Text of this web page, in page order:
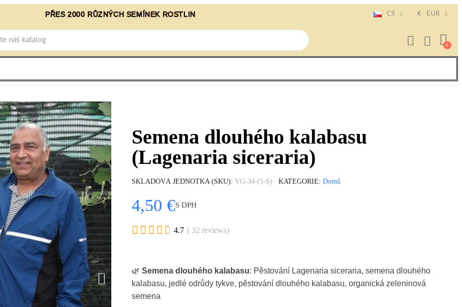
PŘES 2000 RŮZNÝCH SEMÍNEK ROSTLIN CS € EUR
Semena dlouhého kalabasu
(Lagenaria siceraria)
SKLADOVÁ JEDNOTKA (SKU) VG-34-(5-S) KATEGORIE Domů
4,50 €S DPH
     4.7 ( 32 reviews)
🌿 Semena dlouhého kalabasu: Pěstování Lagenaria siceraria, semena dlouhého
kalabasu, jedlé odrůdy tykve, pěstování dlouhého kalabasu, organická zeleninová
semena